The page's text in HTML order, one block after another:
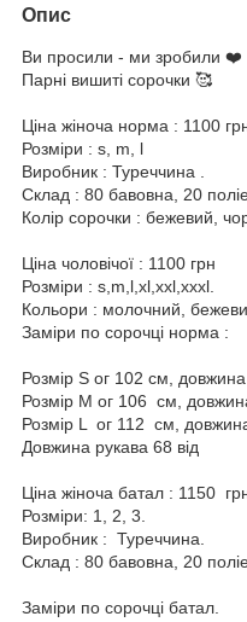
Опис
Ви просили - ми зробили ❤️
Парні вишиті сорочки 🥰
Ціна жіноча норма : 1100
Розміри : s, m, l
Виробник : Туреччина .
Склад : 80 бавовна, 20
Колір сорочки : бежевий,
Ціна чоловічої : 1100 грн
Розміри : s,m,l,xl,xxl,xxxl.
Кольори : молочний,
Заміри по сорочці норма :
Розмір S ог 102 см,
Розмір М ог 106 см,
Розмір L ог 112 см,
Довжина рукава 68 від
Ціна жіноча батал : 1150
Розміри: 1, 2, 3.
Виробник : Туреччина.
Склад : 80 бавовна, 20
Заміри по сорочці батал.